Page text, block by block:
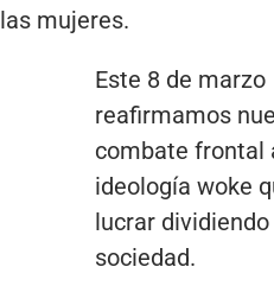
las mujeres.
Este 8 de marzo
reafirmamos
combate frontal
ideología woke
lucrar
sociedad.